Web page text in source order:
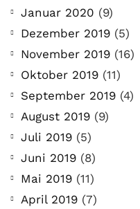
Januar 2020 (9)
Dezember 2019 (5)
November 2019 (16)
Oktober 2019 (11)
September 2019 (4)
August 2019 (9)
Juli 2019 (5)
Juni 2019 (8)
Mai 2019 (11)
April 2019 (7)